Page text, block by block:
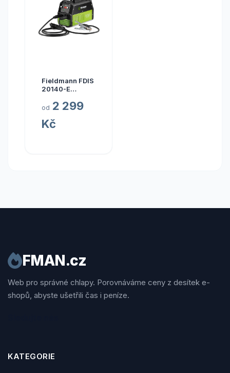
Fieldmann FDIS
20140-E
od 2 299
Kč
FMAN.cz
Web pro správné chlapy. Porovnáváme ceny z desítek e-
shopů, abyste ušetřili čas i peníze.
KATEGORIE